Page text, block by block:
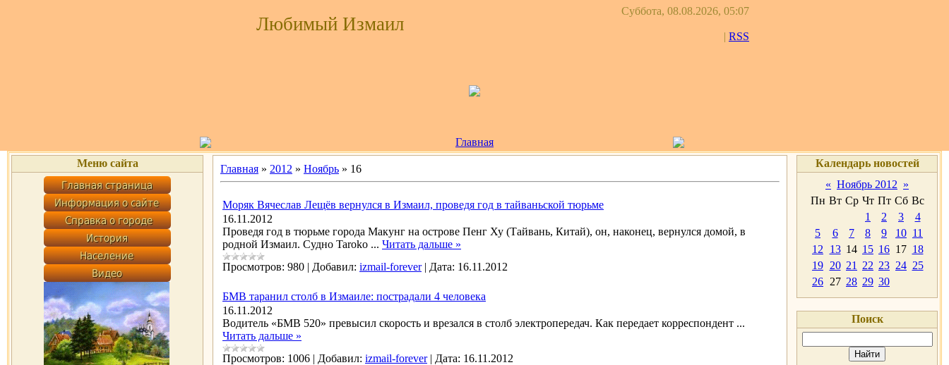
Любимый Измаил
Суббота, 08.08.2026, 05:07
| RSS
Главная
Меню сайта
Главная » 2012 » Ноябрь » 16
Моряк Вячеслав Лещёв вернулся в Измаил, проведя год в тайваньской тюрьме
16.11.2012
Проведя год в тюрьме города Макунг на острове Пенг Ху (Тайвань, Китай), он, наконец, вернулся домой, в
родной Измаил. Судно Taroko ... Читать дальше »
Просмотров: 980 | Добавил: izmail-forever | Дата: 16.11.2012
БМВ таранил столб в Измаиле: пострадали 4 человека
16.11.2012
Водитель «БМВ 520» превысил скорость и врезался в столб электропередач. Как передает корреспондент ...
Читать дальше »
Просмотров: 1006 | Добавил: izmail-forever | Дата: 16.11.2012
Календарь новостей
« Ноябрь 2012 »
Пн Вт Ср Чт Пт Сб Вс
1
2 3
4
5
6 7 8 9 10 11
12
13 14 15 16 17 18
19 20 21 22 23 24 25
26 27 28 29 30
Поиск